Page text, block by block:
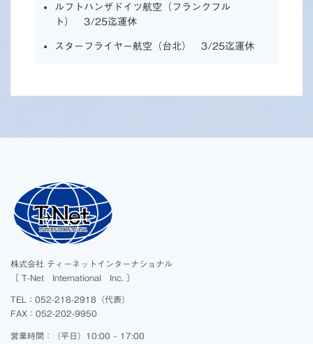
ルフトハンザドイツ航空（フランクフル
ト） 3/25迄運休
スターフライヤー航空（台北） 3/25迄運休
株式会社 ティーネットインターナショナル
〔 T-Net International Inc. 〕
TEL：052-218-2918（代表）
FAX：052-202-9950
営業時間：（平日）10:00 – 17:00